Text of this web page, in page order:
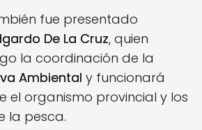
fue presentado
De La Cruz, quien
la coordinación de la
Ambiental y funcionará
el organismo provincial y los
la pesca.